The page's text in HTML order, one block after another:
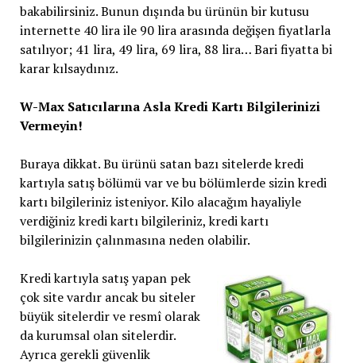
bakabilirsiniz. Bunun dışında bu ürünün bir kutusu
internette 40 lira ile 90 lira arasında değişen fiyatlarla
satılıyor; 41 lira, 49 lira, 69 lira, 88 lira… Bari fiyatta bi
karar kılsaydınız.
W-Max Satıcılarına Asla Kredi Kartı Bilgilerinizi
Vermeyin!
Buraya dikkat. Bu ürünü satan bazı sitelerde kredi
kartıyla satış bölümü var ve bu bölümlerde sizin kredi
kartı bilgileriniz isteniyor. Kilo alacağım hayaliyle
verdiğiniz kredi kartı bilgileriniz, kredi kartı
bilgilerinizin çalınmasına neden olabilir.
Kredi kartıyla satış yapan pek
çok site vardır ancak bu siteler
büyük sitelerdir ve resmî olarak
da kurumsal olan sitelerdir.
Ayrıca gerekli güvenlik